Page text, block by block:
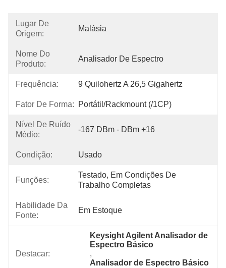
Lugar De
Origem:
Malásia
Nome Do
Produto:
Analisador De Espectro
Frequência: 9 Quilohertz A 26,5 Gigahertz
Fator De Forma: Portátil/Rackmount (/1CP)
Nível De Ruído
Médio:
-167 DBm - DBm +16
Condição: Usado
Funções:
Testado, Em Condições De
Trabalho Completas
Habilidade Da
Fonte:
Em Estoque
Destacar:
Keysight Agilent Analisador de
Espectro Básico
,
Analisador de Espectro Básico